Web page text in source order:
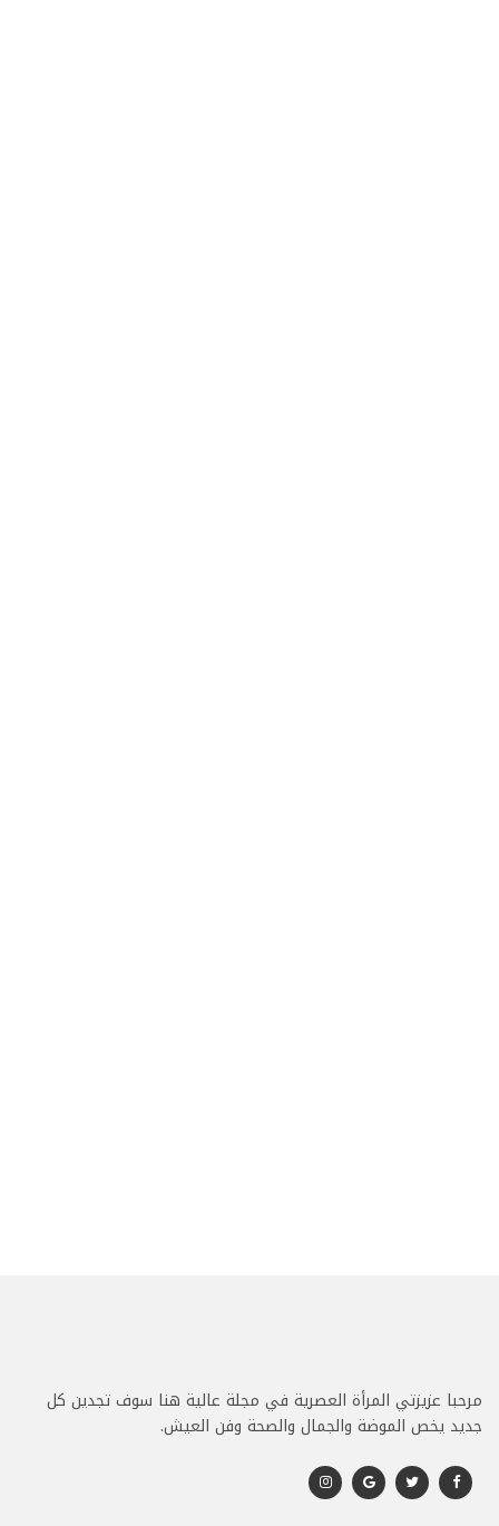
مرحبا عزيزتي المرأة العصرية في مجلة عالية هنا سوف تجدين كل
جديد يخص الموضة والجمال والصحة وفن العيش.